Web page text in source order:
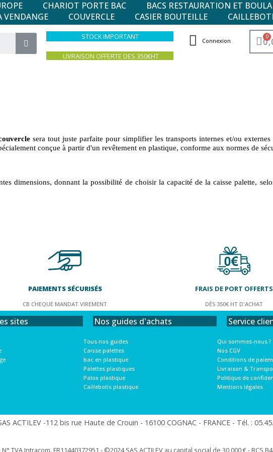
CHARIOT PORTE BAC BACS RESTAURATION ET
VENDANGE
COUVERCLE CASIER BOUTEILLE
STOCK IMPORTANT
LIVRAISON OFFERTE DES 350€HT
Connexion
sera tout juste parfaite pour simplifier les transports internes et/ou
conçue à partir d'un revêtement en plastique, conforme aux normes de
dimensions, donnant la possibilité de choisir la capacité de la caisse palette,
PAIEMENTS SÉCURISÉS
CB CHEQUE MANDAT VIREMENT
FRAIS DE PORT OFFERTS
DÈS 350€ HT D'ACHAT
sites Nos guides d'achats
Tous nos guides
Caisse palettes
bac en plastique
Palettes plastiques
Palox plastique
Caillebotis plastique
Service
Qui sommes-nous ?
Nos CGV
Conditions de
Livraison &
Politique de
Mentions légales
ACTILEV -112 bis rue Haute de Crouin - 16100 COGNAC - FRANCE - Tél. :
TVA Intracom. FR11440372951 - ©2024 SAS ACTILEV au capital social de 30 000 € - RCS